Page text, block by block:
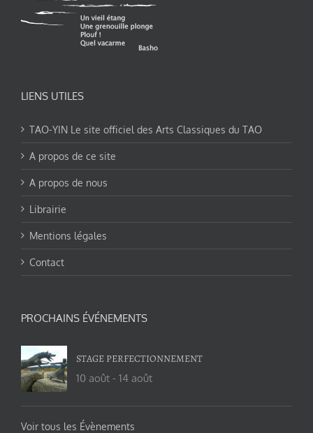
LIENS UTILES
TAO-YIN Le site officiel des Arts Classiques du TAO
A propos de ce site
A propos de nous
Librairie
Mentions légales
Contact
PROCHAINS ÉVÉNEMENTS
STAGE PERFECTIONNEMENT
10 août - 14 août
Voir tous les Évènements